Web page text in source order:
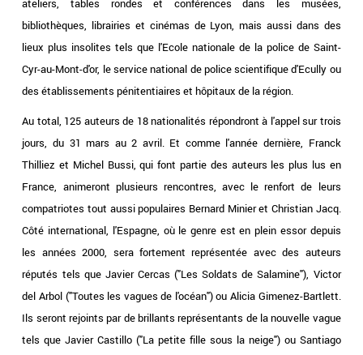
ateliers, tables rondes et conférences dans les musées,
bibliothèques, librairies et cinémas de Lyon, mais aussi dans des
lieux plus insolites tels que l'Ecole nationale de la police de Saint-
Cyr-au-Mont-d'or, le service national de police scientifique d'Ecully ou
des établissements pénitentiaires et hôpitaux de la région.
Au total, 125 auteurs de 18 nationalités répondront à l'appel sur trois
jours, du 31 mars au 2 avril. Et comme l'année dernière, Franck
Thilliez et Michel Bussi, qui font partie des auteurs les plus lus en
France, animeront plusieurs rencontres, avec le renfort de leurs
compatriotes tout aussi populaires Bernard Minier et Christian Jacq.
Côté international, l'Espagne, où le genre est en plein essor depuis
les années 2000, sera fortement représentée avec des auteurs
réputés tels que Javier Cercas ("Les Soldats de Salamine"), Victor
del Arbol ("Toutes les vagues de l'océan") ou Alicia Gimenez-Bartlett.
Ils seront rejoints par de brillants représentants de la nouvelle vague
tels que Javier Castillo ("La petite fille sous la neige") ou Santiago